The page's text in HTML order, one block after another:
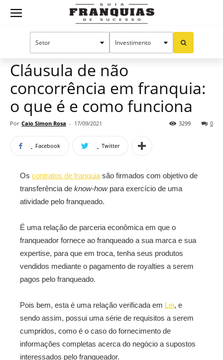
Guia
Manual do sucesso
Cláusula de não
concorrência em franquia:
o que é e como funciona
Por Caio Simon Rosa - 17/09/2021 0
3299
Facebook Twitter
Os contratos de franquia são firmados com objetivo de
transferência de know-howpara exercício de uma
atividade pelo franqueado.
É uma relação de parceria econômica em que o
franqueador fornece ao franqueado a sua marca e sua
expertise, para que em troca, tenha seus produtos
vendidos mediante o pagamento de royalties a serem
pagos pelo franqueado.
Pois bem, esta é uma relação verificada em Lei, e
sendo assim, possui uma série de requisitos a serem
cumpridos, como é o caso do fornecimento de
informações completas acerca do negócio a supostos
interessados pelo franqueador.